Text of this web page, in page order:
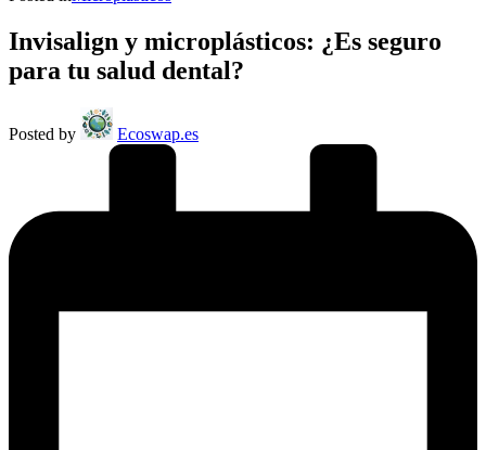
Invisalign y microplásticos: ¿Es seguro
para tu salud dental?
Posted by Ecoswap.es